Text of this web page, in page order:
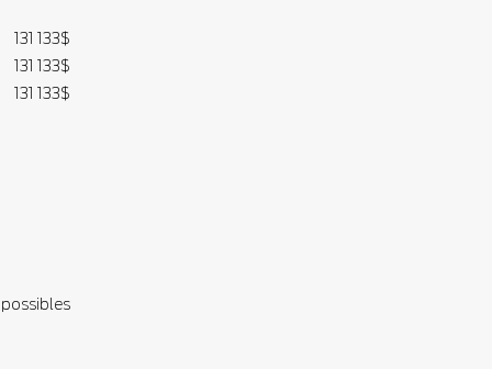
131 133$
131 133$
131 133$